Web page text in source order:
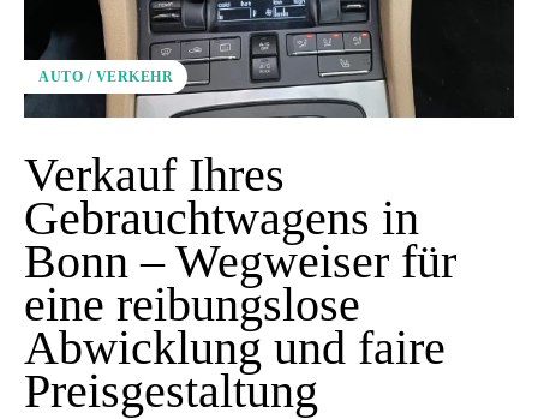
AUTO / VERKEHR
Verkauf Ihres
Gebrauchtwagens in
Bonn – Wegweiser für
eine reibungslose
Abwicklung und faire
Preisgestaltung